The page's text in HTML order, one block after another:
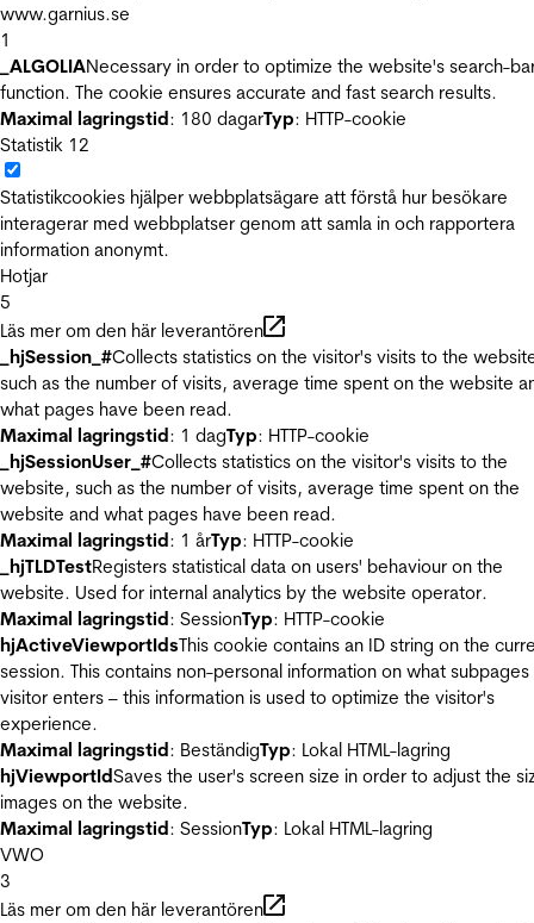
www.garnius.se
1
_ALGOLIANecessary in order to optimize the website's search-
function. The cookie ensures accurate and fast search results.
Maximal lagringstid: 180 dagarTyp: HTTP-cookie
Statistik 12
Statistikcookies hjälper webbplatsägare att förstå hur besökare
interagerar med webbplatser genom att samla in och rapportera
information anonymt.
Hotjar
5
Läs mer om den här leverantören
_hjSession_#Collects statistics on the visitor's visits to the
such as the number of visits, average time spent on the website
what pages have been read.
Maximal lagringstid: 1 dagTyp: HTTP-cookie
_hjSessionUser_#Collects statistics on the visitor's visits to the
website, such as the number of visits, average time spent on the
website and what pages have been read.
Maximal lagringstid: 1 årTyp: HTTP-cookie
_hjTLDTestRegisters statistical data on users' behaviour on the
website. Used for internal analytics by the website operator.
Maximal lagringstid: SessionTyp: HTTP-cookie
hjActiveViewportIdsThis cookie contains an ID string on the
session. This contains non-personal information on what
visitor enters – this information is used to optimize the visitor's
experience.
Maximal lagringstid: BeständigTyp: Lokal HTML-lagring
hjViewportIdSaves the user's screen size in order to adjust the
images on the website.
Maximal lagringstid: SessionTyp: Lokal HTML-lagring
VWO
3
Läs mer om den här leverantören